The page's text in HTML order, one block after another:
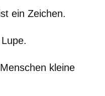
ein Zeichen.
kleine